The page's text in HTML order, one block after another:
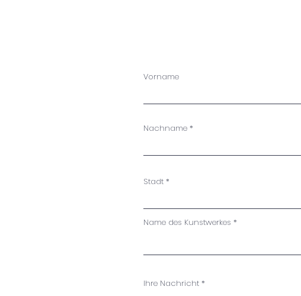
Vorname
Nachname
Stadt
Name des Kunstwerkes
Ihre Nachricht